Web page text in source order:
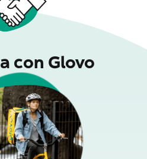
con Glovo